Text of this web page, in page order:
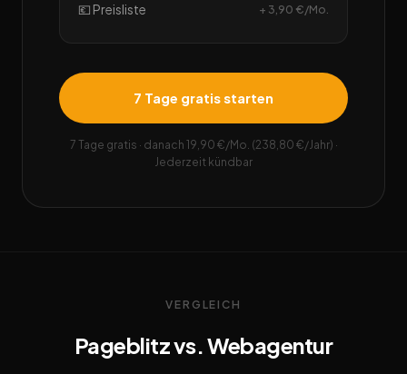
💶 Preisliste + 3,90 €/Mo.
7 Tage gratis starten
7 Tage gratis · danach 19,90 €/Mo. (238,80 €/Jahr) ·
Jederzeit kündbar
VERGLEICH
Pageblitz vs. Webagentur